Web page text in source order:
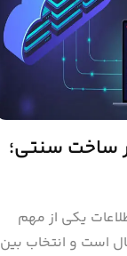
ساخت سنتی؛
یکی از مهم
است و انتخاب بین